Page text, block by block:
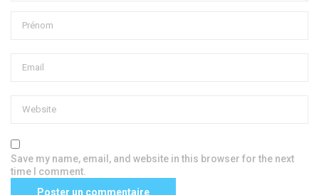
Save my name, email, and website in this browser for the next
time I comment.